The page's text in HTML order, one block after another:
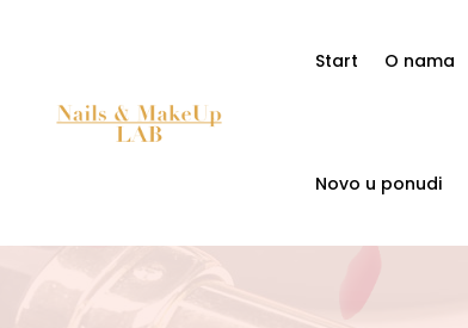
Start O nama
Novo u ponudi